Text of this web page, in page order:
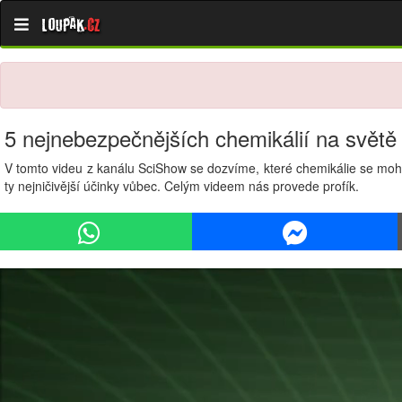
Loupak.cz
5 nejnebezpečnějších chemikálií na světě
V tomto videu z kanálu SciShow se dozvíme, které chemikálie se
ty nejničivější účinky vůbec. Celým videem nás provede profík.